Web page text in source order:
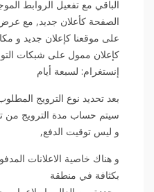
الباقي مع تفعيل الروابط
الصفحة كأعلان جديد, مع
على موقعنا كإعلان جديد و
كإعلان ممول على شبكات
إنستغرام: لسبعة أيام
بعد تحديد نوع الترويج
سيتم حساب مدة الترويج من
و ليس توقيت الدفع,
و هناك خاصية الاعلانات
بكثافة في منطقة